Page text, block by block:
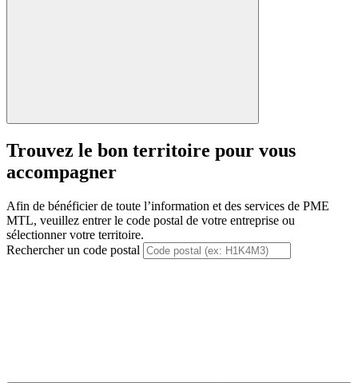
Trouvez le bon territoire pour vous
accompagner
Afin de bénéficier de toute l’information et des services de PME
MTL, veuillez entrer le code postal de votre entreprise ou
sélectionner votre territoire.
Rechercher un code postal